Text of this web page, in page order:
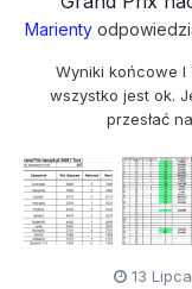
Marienty
Wyniki końcowe I
wszystko jest ok.
przesłać
13 Lipca